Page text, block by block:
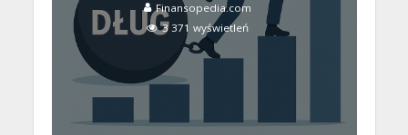
Finansopedia.com
3 371 wyświetleń